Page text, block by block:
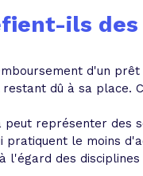
ils
d'un
dû à sa place.
représenter des
le moins
des